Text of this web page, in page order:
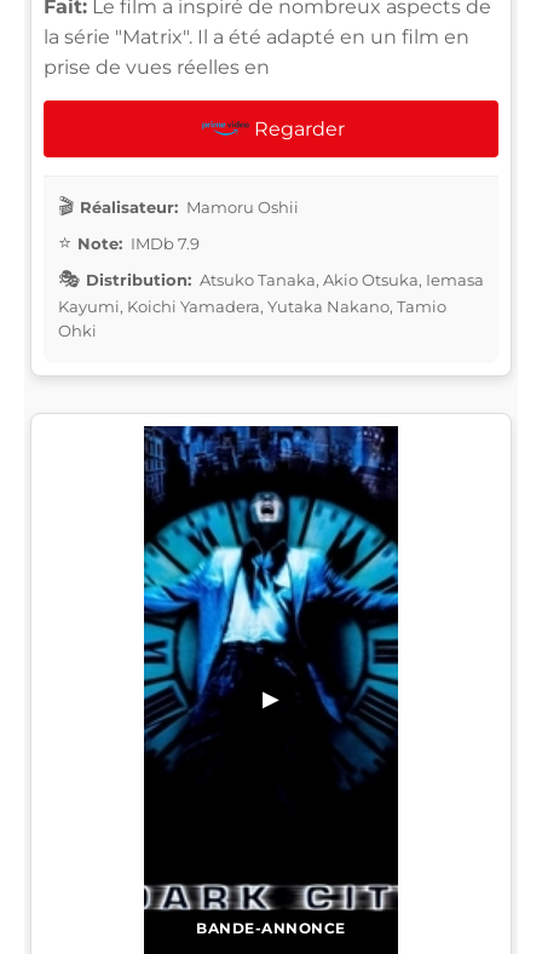
Fait: Le film a inspiré de nombreux aspects de
la série "Matrix". Il a été adapté en un film en
prise de vues réelles en
Regarder
Réalisateur: Mamoru Oshii
Note: IMDb 7.9
Distribution: Atsuko Tanaka, Akio Otsuka, Iemasa
Kayumi, Koichi Yamadera, Yutaka Nakano, Tamio
Ohki
BANDE-ANNONCE
▶